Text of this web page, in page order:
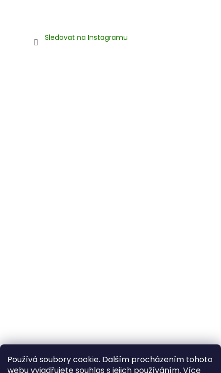
Používá soubory cookie. Dalším procházením tohoto
webu vyjadřujete souhlas s jejich používáním. Více
Sledovat na Instagramu